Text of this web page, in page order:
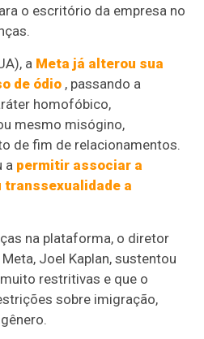
o escritório da empresa no
a Meta já alterou sua
de ódio , passando a
homofóbico,
mesmo misógino,
de fim de relacionamentos.
a permitir associar a
transsexualidade a
na plataforma, o diretor
Joel Kaplan, sustentou
restritivas e que o
sobre imigração,